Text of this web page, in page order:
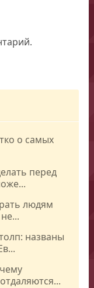
о самых
перед
людям
названы